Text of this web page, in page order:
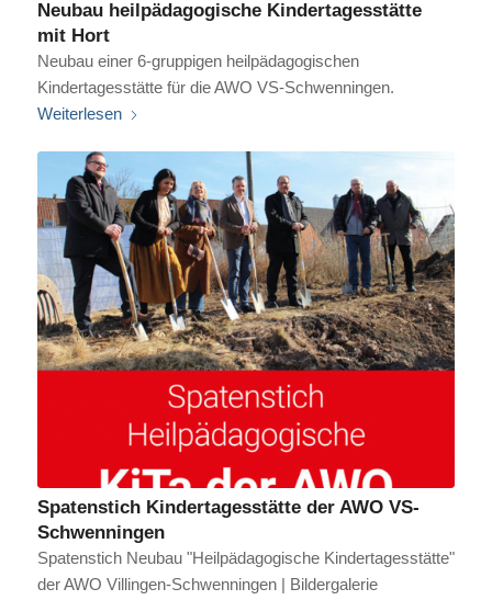
Neubau heilpädagogische Kindertagesstätte
mit Hort
Neubau einer 6-gruppigen heilpädagogischen
Kindertagesstätte für die AWO VS-Schwenningen.
Weiterlesen
Spatenstich Kindertagesstätte der AWO VS-
Schwenningen
Spatenstich Neubau "Heilpädagogische Kindertagesstätte"
der AWO Villingen-Schwenningen | Bildergalerie